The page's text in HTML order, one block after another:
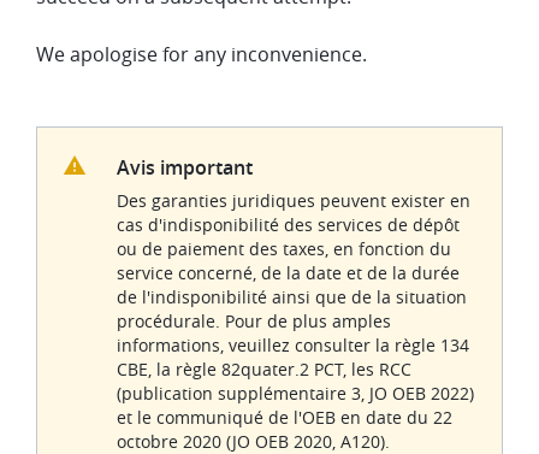
We apologise for any inconvenience.
Avis important
Des garanties juridiques peuvent exister en
cas d'indisponibilité des services de dépôt
ou de paiement des taxes, en fonction du
service concerné, de la date et de la durée
de l'indisponibilité ainsi que de la situation
procédurale. Pour de plus amples
informations, veuillez consulter la règle 134
CBE, la règle 82quater.2 PCT, les RCC
(publication supplémentaire 3, JO OEB 2022)
et le communiqué de l'OEB en date du 22
octobre 2020 (JO OEB 2020, A120).